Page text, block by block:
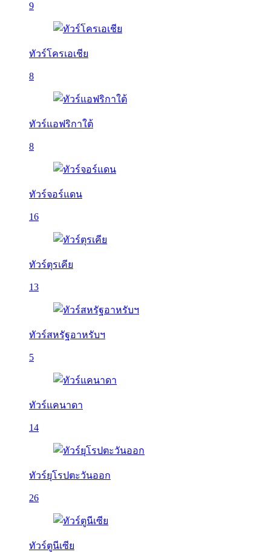
9
ทัวร์โครเอเชีย
8
ทัวร์แอฟริกาใต้
8
ทัวร์จอร์แดน
16
ทัวร์ตุรเคีย
13
ทัวร์สหรัฐอาหรับฯ
5
ทัวร์แคนาดา
14
ทัวร์ยุโรปตะวันออก
26
ทัวร์ตูนีเซีย